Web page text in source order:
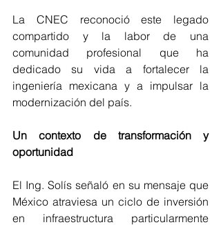
La CNEC reconoció este legado
compartido y la labor de una
comunidad profesional que ha
dedicado su vida a fortalecer la
ingeniería mexicana y a impulsar la
modernización del país.
Un contexto de transformación y
oportunidad
El Ing. Solís señaló en su mensaje que
México atraviesa un ciclo de inversión
en infraestructura particularmente